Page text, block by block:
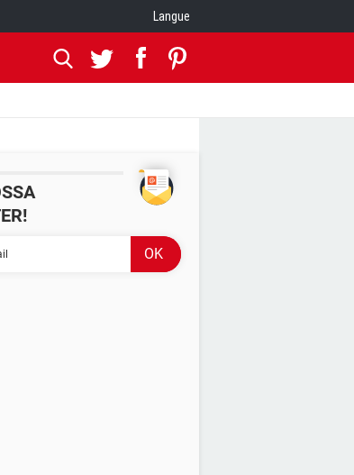
Langue